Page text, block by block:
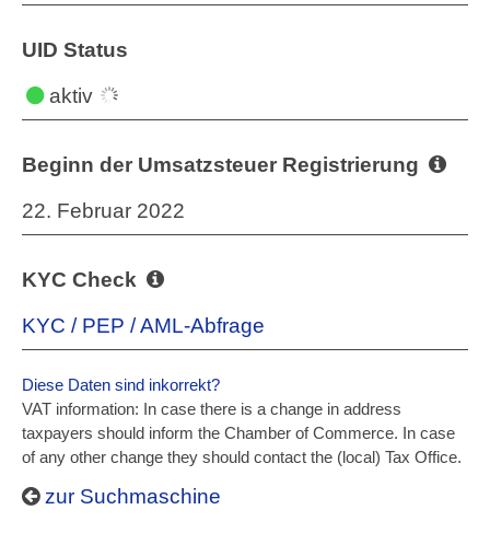
UID Status
aktiv
Beginn der Umsatzsteuer Registrierung
22. Februar 2022
KYC Check
KYC / PEP / AML-Abfrage
Diese Daten sind inkorrekt?
VAT information: In case there is a change in address
taxpayers should inform the Chamber of Commerce. In case
of any other change they should contact the (local) Tax Office.
zur Suchmaschine